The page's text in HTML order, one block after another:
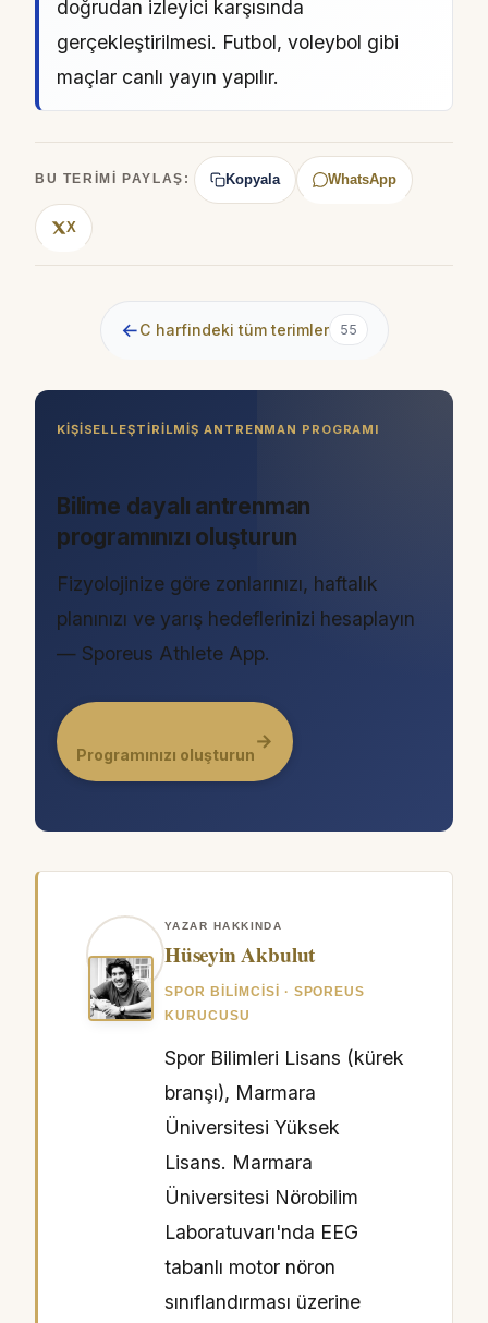
doğrudan izleyici karşısında
gerçekleştirilmesi. Futbol, voleybol gibi
maçlar canlı yayın yapılır.
BU TERIMI PAYLAŞ: Kopyala WhatsApp
X
←C harfindeki tüm terimler 55
KIŞISELLEŞTIRILMIŞ ANTRENMAN PROGRAMI
Bilime dayalı antrenman
programınızı oluşturun
Fizyolojinize göre zonlarınızı, haftalık
planınızı ve yarış hedeflerinizi hesaplayın
— Sporeus Athlete App.
Programınızı oluşturun
→
YAZAR HAKKINDA
Hüseyin Akbulut
SPOR BILIMCISI · SPOREUS
KURUCUSU
Spor Bilimleri Lisans (kürek
branşı), Marmara
Üniversitesi Yüksek
Lisans. Marmara
Üniversitesi Nörobilim
Laboratuvarı'nda EEG
tabanlı motor nöron
sınıflandırması üzerine